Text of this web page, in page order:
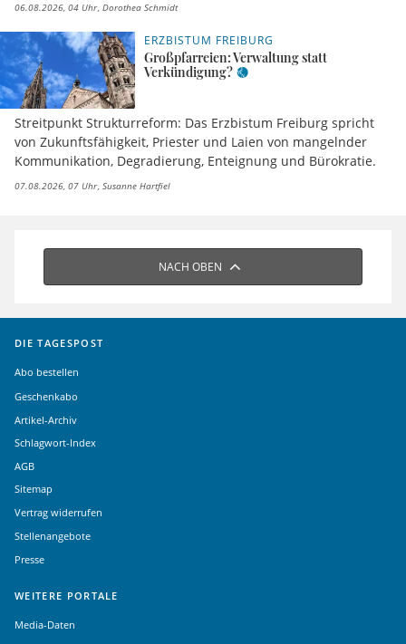
06.08.2026, 04 Uhr Dorothea Schmidt
ERZBISTUM FREIBURG
Großpfarreien: Verwaltung statt
Verkündigung?
Streitpunkt Strukturreform: Das Erzbistum Freiburg spricht
von Zukunftsfähigkeit, Priester und Laien von mangelnder
Kommunikation, Degradierung, Enteignung und Bürokratie.
07.08.2026, 07 Uhr Susanne Hartfiel
NACH OBEN
DIE TAGESPOST
Abo bestellen
Geschenkabo
Artikel-Archiv
Schlagwort-Index
AGB
Sitemap
Vertrag widerrufen
Stellenangebote
Presse
WEITERE PORTALE
Media-Daten